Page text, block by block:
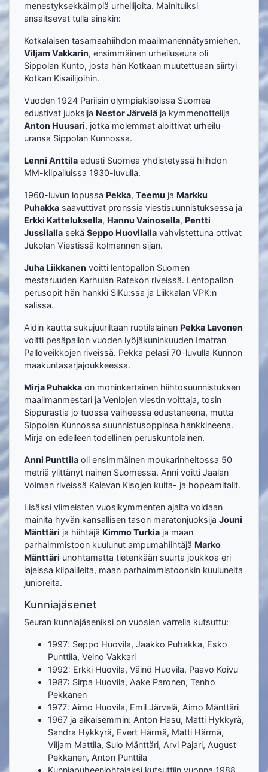
menestyksekkäimpiä urheilijoita. Mainituiksi
ansaitsevat tulla ainakin:
Kotkalaisen tasamaahiihdon maailmanennätysmiehen,
Viljam Vakkarin, ensimmäinen urheiluseura oli
Sippolan Kunto, josta hän Kotkaan muutettuaan siirtyi
Kotkan Kisailijoihin.
Vuoden 1924 Pariisin olympiakisoissa Suomea
edustivat juoksija Nestor Järvelä ja kymmenottelija
Anton Huusari, jotka molemmat aloittivat urheilu-
uransa Sippolan Kunnossa.
Lenni Anttila edusti Suomea yhdistetyssä hiihdon
MM-kilpailuissa 1930-luvulla.
1960-luvun lopussa Pekka, Teemu ja Markku
Puhakka saavuttivat pronssia viestisuunnistuksessa ja
Erkki Katteluksella, Hannu Vainosella, Pentti
Jussilalla sekä Seppo Huovilalla vahvistettuna ottivat
Jukolan Viestissä kolmannen sijan.
Juha Liikkanen voitti lentopallon Suomen
mestaruuden Karhulan Ratekon riveissä. Lentopallon
perusopit hän hankki SiKu:ssa ja Liikkalan VPK:n
salissa.
Äidin kautta sukujuuriltaan ruotilalainen Pekka Lavonen
voitti pesäpallon vuoden lyöjäkuninkuuden Imatran
Palloveikkojen riveissä. Pekka pelasi 70-luvulla Kunnon
maakuntasarjajoukkeessa.
Mirja Puhakka on moninkertainen hiihtosuunnistuksen
maailmanmestari ja Venlojen viestin voittaja, tosin
Sippurastia jo tuossa vaiheessa edustaneena, mutta
Sippolan Kunnossa suunnistusoppinsa hankkineena.
Mirja on edelleen todellinen peruskuntolainen.
Anni Punttila oli ensimmäinen moukarinheitossa 50
metriä ylittänyt nainen Suomessa. Anni voitti Jaalan
Voiman riveissä Kalevan Kisojen kulta- ja hopeamitalit.
Lisäksi viimeisten vuosikymmenten ajalta voidaan
mainita hyvän kansallisen tason maratonjuoksija Jouni
Mänttäri ja hiihtäjä Kimmo Turkia ja maan
parhaimmistoon kuulunut ampumahiihtäjä Marko
Mänttäri unohtamatta tietenkään suurta joukkoa eri
lajeissa kilpailleita, maan parhaimmistoonkin kuuluneita
junioreita.
Kunniajäsenet
Seuran kunniajäseniksi on vuosien varrella kutsuttu:
1997: Seppo Huovila, Jaakko Puhakka, Esko
Punttila, Veino Vakkari
1992: Erkki Huovila, Väinö Huovila, Paavo Koivu
1987: Sirpa Huovila, Aake Paronen, Tenho
Pekkanen
1977: Aimo Huovila, Emil Järvelä, Aimo Mänttäri
1967 ja aikaisemmin: Anton Hasu, Matti Hykkyrä,
Sandra Hykkyrä, Evert Härmä, Matti Härmä,
Viljam Mattila, Sulo Mänttäri, Arvi Pajari, August
Pekkanen, Anton Punttila
Kunniapuheenjohtajaksi kutsuttiin vuonna 1988